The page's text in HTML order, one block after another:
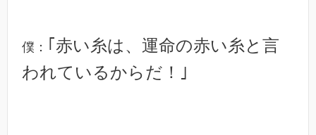
僕： ｢赤い糸は、運命の赤い糸と言
われているからだ！｣